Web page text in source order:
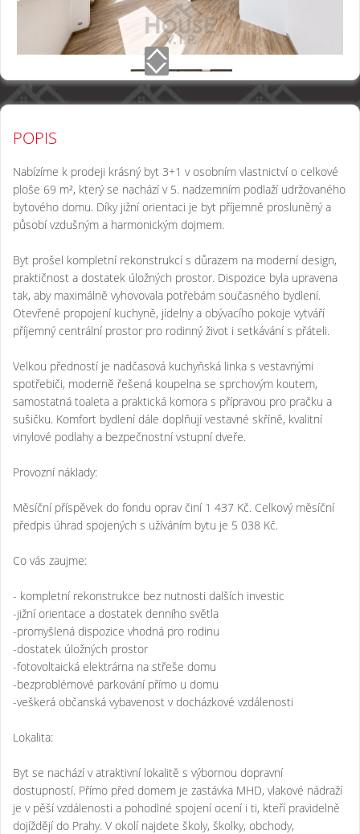
POPIS
Nabízíme k prodeji krásný byt 3+1 v osobním vlastnictví o celkové
ploše 69 m², který se nachází v 5. nadzemním podlaží udržovaného
bytového domu. Díky jižní orientaci je byt příjemně prosluněný a
působí vzdušným a harmonickým dojmem.
Byt prošel kompletní rekonstrukcí s důrazem na moderní design,
praktičnost a dostatek úložných prostor. Dispozice byla upravena
tak, aby maximálně vyhovovala potřebám současného bydlení.
Otevřené propojení kuchyně, jídelny a obývacího pokoje vytváří
příjemný centrální prostor pro rodinný život i setkávání s přáteli.
Velkou předností je nadčasová kuchyňská linka s vestavnými
spotřebiči, moderně řešená koupelna se sprchovým koutem,
samostatná toaleta a praktická komora s přípravou pro pračku a
sušičku. Komfort bydlení dále doplňují vestavné skříně, kvalitní
vinylové podlahy a bezpečnostní vstupní dveře.
Provozní náklady:
Měsíční příspěvek do fondu oprav činí 1 437 Kč. Celkový měsíční
předpis úhrad spojených s užíváním bytu je 5 038 Kč.
Co vás zaujme:
- kompletní rekonstrukce bez nutnosti dalších investic
-jižní orientace a dostatek denního světla
-promyšlená dispozice vhodná pro rodinu
-dostatek úložných prostor
-fotovoltaická elektrárna na střeše domu
-bezproblémové parkování přímo u domu
-veškerá občanská vybavenost v docházkové vzdálenosti
Lokalita:
Byt se nachází v atraktivní lokalitě s výbornou dopravní
dostupností. Přímo před domem je zastávka MHD, vlakové nádraží
je v pěší vzdálenosti a pohodlné spojení ocení i ti, kteří pravidelně
dojíždějí do Prahy. V okolí najdete školy, školky, obchody,